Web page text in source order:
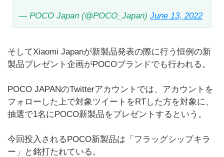
— POCO Japan (@POCO_Japan) June 13, 2022
そしてXiaomi Japanが新製品発表の際に行う恒例の新
製品プレゼント企画がPOCOブランドでも行われる。
POCO JAPANのTwitterアカウントでは、アカウントを
フォローした上で対象ツイートをRTした方を対象に、
抽選で1名にPOCO新製品をプレゼントするという。
今回投入されるPOCO新製品は「フラッグシップキラ
ー」と銘打たれている。